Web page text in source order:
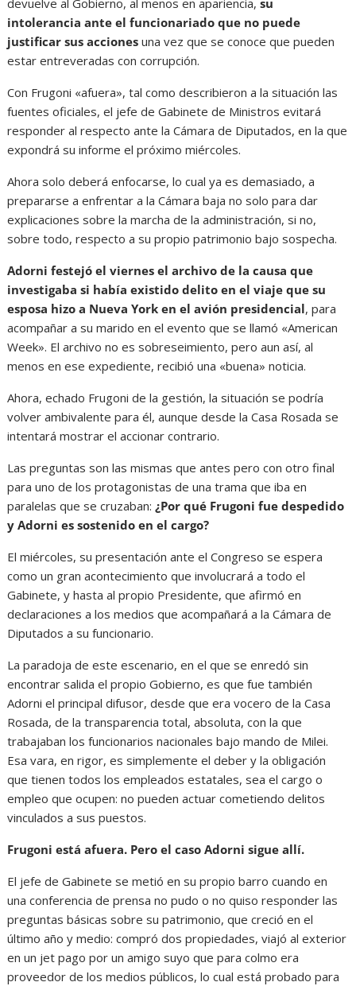
devuelve al Gobierno, al menos en apariencia,su
intolerancia ante el funcionariado que no puede
justificar sus acciones una vez que se conoce que pueden
estar entreveradas con corrupción.
Con Frugoni «afuera», tal como describieron a la situación las
fuentes oficiales, el jefe de Gabinete de Ministros evitará
responder al respecto ante la Cámara de Diputados, en la que
expondrá su informe el próximo miércoles.
Ahora solo deberá enfocarse, lo cual ya es demasiado, a
prepararse a enfrentar a la Cámara baja no solo para dar
explicaciones sobre la marcha de la administración, si no,
sobre todo, respecto a su propio patrimonio bajo sospecha.
Adorni festejó el viernes el archivo de la causa que
investigaba si había existido delito en el viaje que su
esposa hizo a Nueva York en el avión presidencial, para
acompañar a su marido en el evento que se llamó «American
Week». El archivo no es sobreseimiento, pero aun así, al
menos en ese expediente, recibió una «buena» noticia.
Ahora, echado Frugoni de la gestión, la situación se podría
volver ambivalente para él, aunque desde la Casa Rosada se
intentará mostrar el accionar contrario.
Las preguntas son las mismas que antes pero con otro final
para uno de los protagonistas de una trama que iba en
paralelas que se cruzaban:¿Por qué Frugoni fue despedido
y Adorni es sostenido en el cargo?
El miércoles, su presentación ante el Congreso se espera
como un gran acontecimiento que involucrará a todo el
Gabinete, y hasta al propio Presidente, que afirmó en
declaraciones a los medios que acompañará a la Cámara de
Diputados a su funcionario.
La paradoja de este escenario, en el que se enredó sin
encontrar salida el propio Gobierno, es que fue también
Adorni el principal difusor, desde que era vocero de la Casa
Rosada, de la transparencia total, absoluta, con la que
trabajaban los funcionarios nacionales bajo mando de Milei.
Esa vara, en rigor, es simplemente el deber y la obligación
que tienen todos los empleados estatales, sea el cargo o
empleo que ocupen: no pueden actuar cometiendo delitos
vinculados a sus puestos.
Frugoni está afuera. Pero el caso Adorni sigue allí.
El jefe de Gabinete se metió en su propio barro cuando en
una conferencia de prensa no pudo o no quiso responder las
preguntas básicas sobre su patrimonio, que creció en el
último año y medio: compró dos propiedades, viajó al exterior
en un jet pago por un amigo suyo que para colmo era
proveedor de los medios públicos, lo cual está probado para